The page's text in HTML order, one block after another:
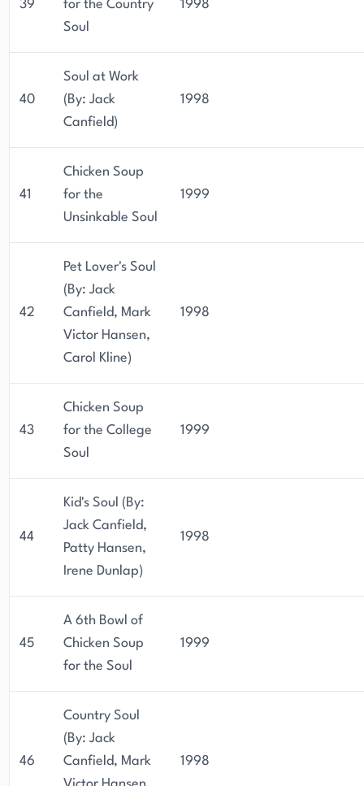
39
for the Country
Soul
1998
40
Soul at Work
(By: Jack
Canfield)
1998
41
Chicken Soup
for the
Unsinkable Soul
1999
42
Pet Lover's Soul
(By: Jack
Canfield, Mark
Victor Hansen,
Carol Kline)
1998
43
Chicken Soup
for the College
Soul
1999
44
Kid's Soul (By:
Jack Canfield,
Patty Hansen,
Irene Dunlap)
1998
45
A 6th Bowl of
Chicken Soup
for the Soul
1999
46
Country Soul
(By: Jack
Canfield, Mark
1998